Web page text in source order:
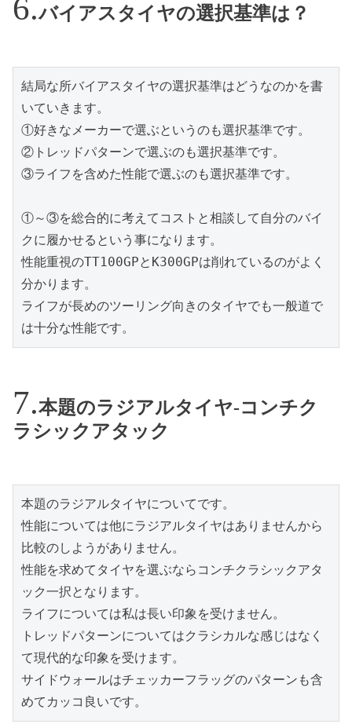
バイアスタイヤの選択基準は？
結局な所バイアスタイヤの選択基準はどうなのかを書
いていきます。
①好きなメーカーで選ぶというのも選択基準です。
②トレッドパターンで選ぶのも選択基準です。
③ライフを含めた性能で選ぶのも選択基準です。
①～③を総合的に考えてコストと相談して自分のバイ
クに履かせるという事になります。
性能重視のTT100GPとK300GPは削れているのがよく
分かります。
ライフが長めのツーリング向きのタイヤでも一般道で
は十分な性能です。
本題のラジアルタイヤ-コンチク
ラシックアタック
本題のラジアルタイヤについてです。
性能については他にラジアルタイヤはありませんから
比較のしようがありません。
性能を求めてタイヤを選ぶならコンチクラシックアタ
ック一択となります。
ライフについては私は長い印象を受けません。
トレッドパターンについてはクラシカルな感じはなく
て現代的な印象を受けます。
サイドウォールはチェッカーフラッグのパターンも含
めてカッコ良いです。